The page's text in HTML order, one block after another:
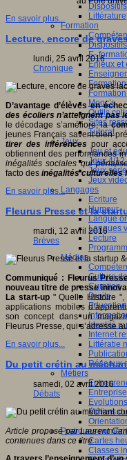
Littérature
Formation
E-
Enjeux et
Mooc’s
Outils
Sites
Tutorat
Jeux
Jeu et
Jeux 4/12
Jeux
Jeux
Langages
Ecriture
Humour
Langue
Langues
Lecture
Médias
Culture
Curation
Droits
Identité
Internet
Littératie
Réseaux
Métiers
Métiers
Pratiques
Cartes
Classes
En savoir plus...
Lecture, encore de
lundi, 25 avril 2016
Chronique
D’avantage d’élèves en
des écoliers n’atteignent pas
le décodage s’améliore, la
jeunes Français savent bien
tirer des inférences pour
obtiennent des performances
inégalités sociales qui
facto des inégalités culturelles
En savoir plus...
Fleurus Presse et la
mardi, 12 avril 2016
Brèves
Communiqué : Fleurus
nouveau titre de presse
La start-up" Quelle Histoire ",
applications mobiles
son concept dans un
Fleurus Presse, qui s’adresse
En savoir plus...
Du petit crétin au
samedi, 02 avril 2016
Débats
Article proposé par Laurent
contenues dans ce titre